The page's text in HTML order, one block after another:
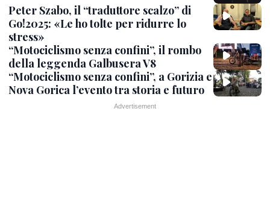
Peter Szabo, il “traduttore scalzo” di
Go!2025: «Le ho tolte per ridurre lo
stress»
“Motociclismo senza confini”, il rombo
della leggenda Galbusera V8
“Motociclismo senza confini”, a Gorizia e
Nova Gorica l’evento tra storia e futuro